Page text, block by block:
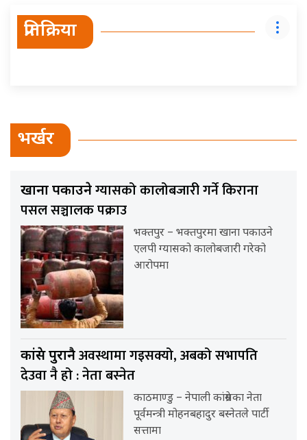
प्रतिक्रिया
भर्खर
खाना पकाउनेग्यासको कालोबजारी गर्ने किराना
पसल सञ्चालक पक्राउ
भक्तपुर – भक्तपुरमा खाना पकाउने
एलपी ग्यासको कालोबजारी गरेको
आरोपमा
कांग्रेस पुरानैअवस्थामा गइसक्यो, अबको सभापति
देउवा नै हो : नेता बस्नेत
काठमाण्डु – नेपाली कांग्रेसका नेता
पूर्वमन्त्री मोहनबहादुर बस्नेतले पार्टी
सत्तामा